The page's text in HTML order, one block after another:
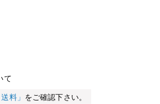
て
料」 をご確認下さい。